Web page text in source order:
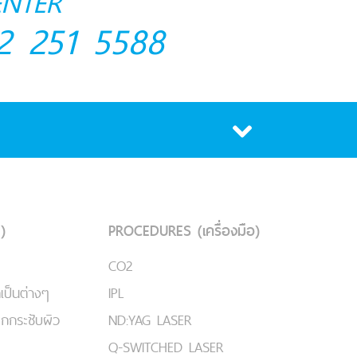
251 5588
นต่างๆ
ระชับผิว
PROCEDURES (เครื่องมือ)
CO2
IPL
ND:YAG LASER
Q-SWITCHED LASER